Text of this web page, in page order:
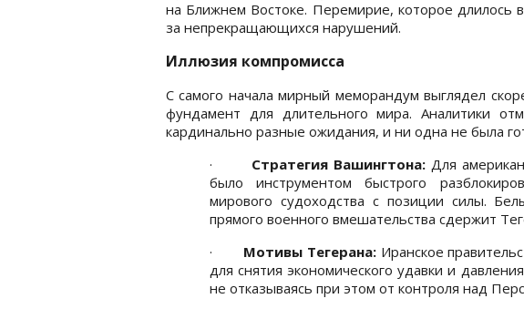
на Ближнем Востоке. Перемирие, которое длилось
за непрекращающихся нарушений.
Иллюзия компромисса
С самого начала мирный меморандум выглядел
фундамент для длительного мира. Аналитики
кардинально разные ожидания, и ни одна не была
· Стратегия Вашингтона:Для
было инструментом быстрого
мирового судоходства с позиции силы.
прямого военного вмешательства сдержит
· Мотивы Тегерана:Иранское
для снятия экономического удавки и
не отказываясь при этом от контроля над